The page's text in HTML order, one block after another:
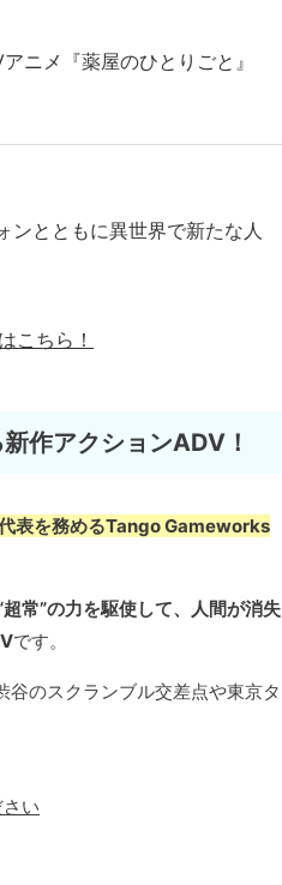
ニメ『薬屋のひとりごと』
ンとともに異世界で新たな人
こちら！
作アクションADV！
表を務めるTango Gameworks
超常”の力を駆使して、人間が消失
です。
のスクランブル交差点や東京タ
い